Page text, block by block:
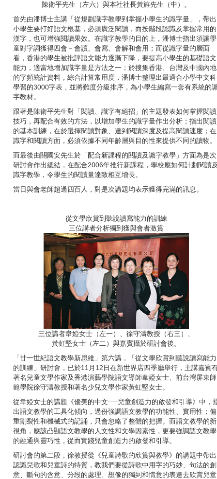
陳衛平先生（左六）與本社社長黃旌先生（中）。
首先由潘博士主講「從規劃識字教學到掌握小學生的識字量」，帶出
小學生要打好語文根基，必須廣泛閱讀，而按階段認識及掌握常用的
漢字，也可增強閱讀果效。在識字教學的目的上，潘博士指出須讓學
童對字詞獲得四會－會讀、會寫、會解和會用；而從識字量的層面
看，香港的學生被批評語文能力逐漸下降，要提高小學生的基礎語文
能力，適當地增加識字量是方法之一；於搜集香港、台灣及中國內地
的字頻統計資料，綜合計算常用度，潘博士整理出最適合小學中文科
學習的3000字表，並將難度分級排序，為小學生編寫一套有系統的
字教材。
跟著是陳衛平先生對「閱讀、識字有絕招」的主題發表如何掌握閱讀
技巧，再配合有效的方法，以增加學生的識字量作出分析；指出閱讀
的基本訓練，在於選擇閱讀對象、達到閱讀深度及提高閱讀速度；在
識字和閱讀方面，必須依據不同年齡層與目的性來提供不同的讀物。
而最後由關國安先生於「配合新課程的閱讀及識字教學」方面為是次
研討會作出總結，在配合2006年推行新課程，學校應如何計劃閱讀
識字教學，令學生的閱讀量達致相互增長。
當日與會老師超過四百人，對是次講題均表示獲得完滿的訊息。
從文學欣賞到聽說讀寫能力的訓練
三位講者分析獨到獲與會者激賞
三位講者韋婭女士（左一）、徐守濤教授（右三）、
黃虹堅女士（左二）與嘉賓攝於研討會後。
「廿一世紀語文教學新思維」第六講，「從文學欣賞到聽說讀寫能力
的訓練」研討會，已於11 月 12日在新世界店四季廳舉行，主講嘉賓
著名兒童文學作家及香港演藝學院語文導師韋婭女士、前台灣屏東師
範學院徐守濤教授和著名少兒文學作家黃虹堅女士。
從韋婭女士的講題《優美的中文──兒童創造力的啟發和引導》中，
出語文教學的工具化傾向，過份強調語文教學的功能性、實用性；偏
重割裂性和機械式的記誦，只會忽略了整體的把握。而語文教學的新
視角，應該凸顯語文教學的人文性和文學因素性，更要強調語文教學
的融通與靈巧性，從而實踐兒童創造力的啟發和引導。
研討會的第二段，徐教授從《兒童詩歌的欣賞與教學》的講題中帶出
認識兒歌和兒童詩的特質，教我們要從詩歌中用字的巧妙、句法的創
意、斷句的含意、分段的處理、想像的獨到和情意的表達去欣賞兒童